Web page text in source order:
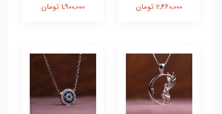
2,460,000 تومان 1,900,000 تومان